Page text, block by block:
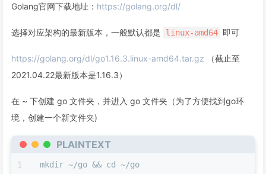
Golang官网下载地址： https://golang.org/dl/
选择对应架构的最新版本，一般默认都是 linux-amd64 即可
https://golang.org/dl/go1.16.3.linux-amd64.tar.gz （截止至
2021.04.22最新版本是1.16.3）
在 ~ 下创建 go 文件夹，并进入 go 文件夹（为了方便找到go环
境，创建一个新文件夹)
PLAINTEXT
mkdir ~/go && cd ~/go